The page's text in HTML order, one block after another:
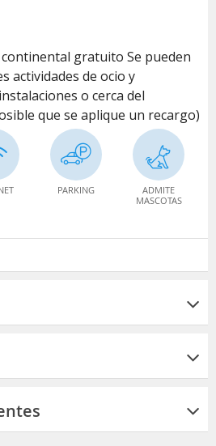
gratuito Se pueden
actividades de ocio y
o cerca del
que se aplique un recargo)
PARKING
ADMITE
MASCOTAS